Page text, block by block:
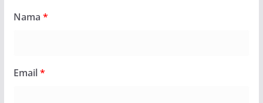
Nama *
Email*